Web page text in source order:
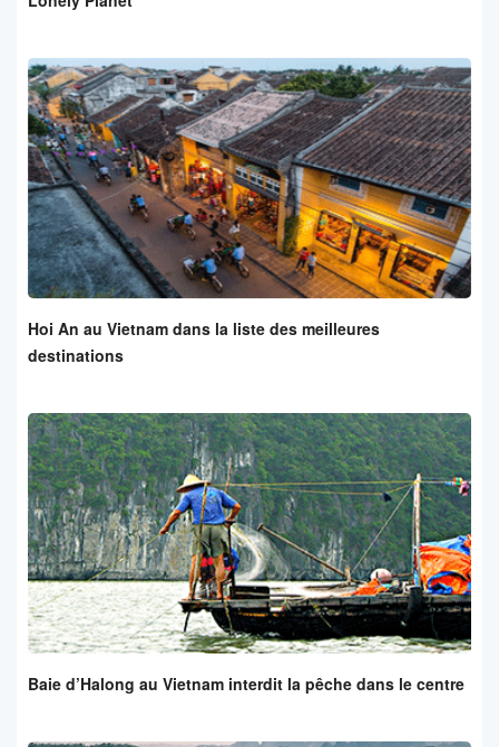
Hoi An au Vietnam dans la liste des meilleures
destinations
Baie d’Halong au Vietnam interdit la pêche dans le centre